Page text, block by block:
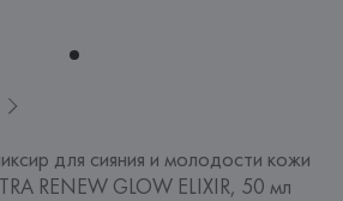
для сияния и молодости кожи
RENEW GLOW ELIXIR, 50 мл